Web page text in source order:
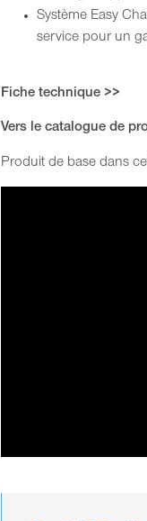
Système Easy
service pour un
Fiche technique >>
Vers le catalogue de
Produit de base dans